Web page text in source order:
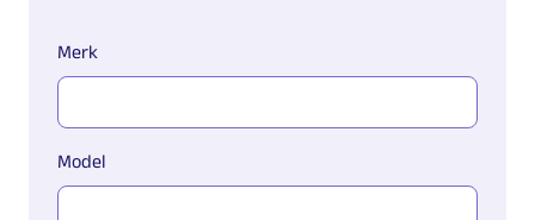
Merk
Model